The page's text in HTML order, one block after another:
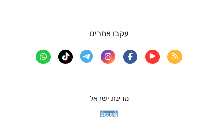
מדינת ישראל
עקבו אחרינו